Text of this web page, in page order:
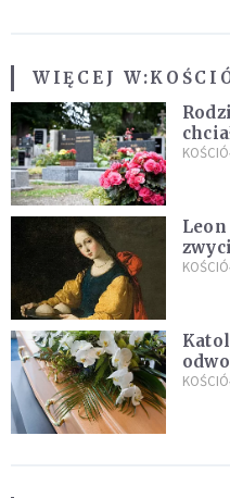
WIĘCEJ W: